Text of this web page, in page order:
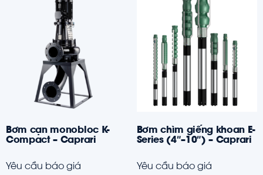
Bơm cạn monobloc K-
Compact – Caprari
Yêu cầu báo giá
Bơm chìm giếng khoan E-
Series (4″–10″) – Caprari
Yêu cầu báo giá